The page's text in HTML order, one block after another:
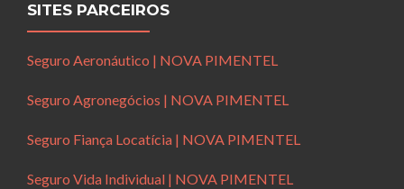
SITES PARCEIROS
Seguro Aeronáutico | NOVA PIMENTEL
Seguro Agronegócios | NOVA PIMENTEL
Seguro Fiança Locatícia | NOVA PIMENTEL
Seguro Vida Individual | NOVA PIMENTEL